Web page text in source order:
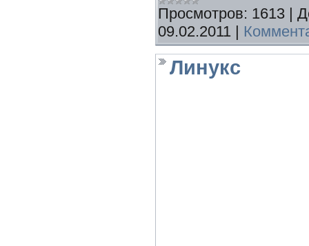
Просмотров: 1613 |
09.02.2011 |
Линукс